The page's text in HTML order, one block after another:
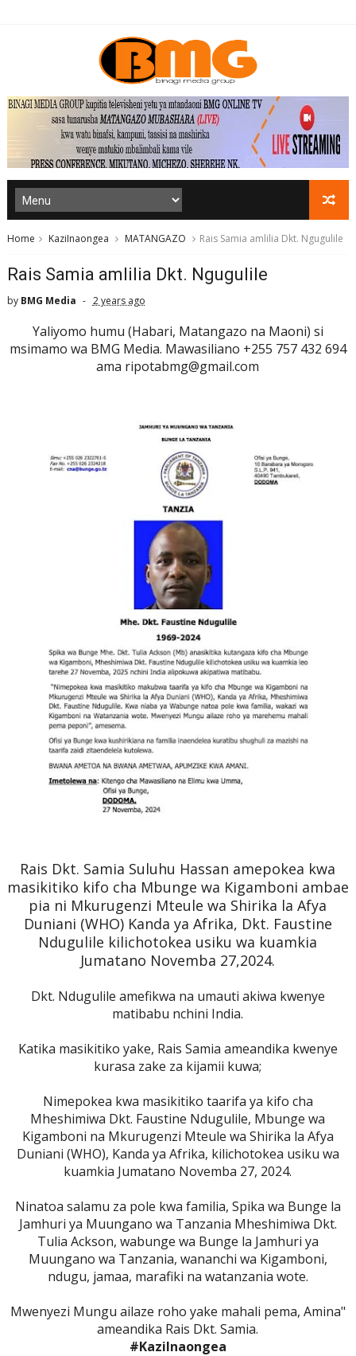
Home KaziInaongea MATANGAZO Rais Samia amlilia Dkt. Ngugulile
Rais Samia amlilia Dkt. Ngugulile
by BMG Media 2 years ago
Yaliyomo humu (Habari, Matangazo na Maoni) si
msimamo wa BMG Media. Mawasiliano +255 757 432 694
ama ripotabmg@gmail.com
Rais Dkt. Samia Suluhu Hassan amepokea kwa
masikitiko kifo cha Mbunge wa Kigamboni ambae
pia ni Mkurugenzi Mteule wa Shirika la Afya
Duniani (WHO) Kanda ya Afrika, Dkt. Faustine
Ndugulile kilichotokea usiku wa kuamkia
Jumatano Novemba 27,2024.
Dkt. Ndugulile amefikwa na umauti akiwa kwenye
matibabu nchini India.
Katika masikitiko yake, Rais Samia ameandika kwenye
kurasa zake za kijamii kuwa;
Nimepokea kwa masikitiko taarifa ya kifo cha
Mheshimiwa Dkt. Faustine Ndugulile, Mbunge wa
Kigamboni na Mkurugenzi Mteule wa Shirika la Afya
Duniani (WHO), Kanda ya Afrika, kilichotokea usiku wa
kuamkia Jumatano Novemba 27, 2024.
Ninatoa salamu za pole kwa familia, Spika wa Bunge la
Jamhuri ya Muungano wa Tanzania Mheshimiwa Dkt.
Tulia Ackson, wabunge wa Bunge la Jamhuri ya
Muungano wa Tanzania, wananchi wa Kigamboni,
ndugu, jamaa, marafiki na watanzania wote.
Mwenyezi Mungu ailaze roho yake mahali pema, Amina"
ameandika Rais Dkt. Samia.
#KaziInaongea